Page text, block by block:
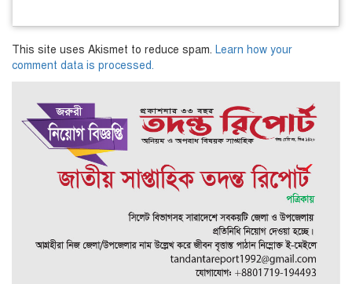
This site uses Akismet to reduce spam. Learn how your
comment data is processed.